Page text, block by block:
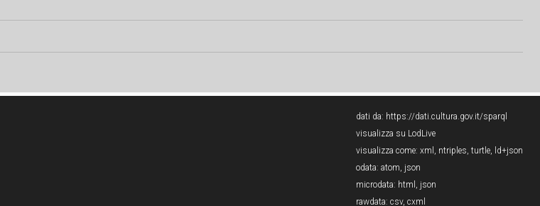
dati da: https://dati.cultura.gov.it/sparql
visualizza su LodLive
visualizza come: xml , ntriples, turtle, ld+json
odata: atom, json
microdata: html , json
rawdata: csv, cxml